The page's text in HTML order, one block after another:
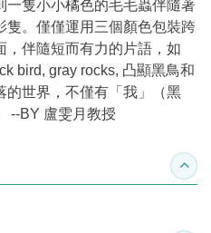
一隻小小橘色的毛毛蟲伴隨著
。僅僅運用三個顏色包裝跨
，伴隨短而有力的片語，如
bird, gray rocks, 凸顯黑鳥和
的世界，不僅有「我」（黑
--BY 盧雯月教授
收合